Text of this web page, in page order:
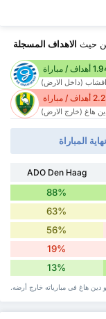
حيث الاهداف المسجلة
/ مباراة
(داخل الارض)
/ مباراة
هاغ (خارج الارض)
نهاية المباراة
ADO Den Haag
88%
63%
56%
19%
13%
هاغ في مبارياته خارج أرضه.